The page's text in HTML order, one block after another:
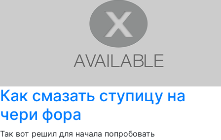
Как смазать ступицу на
чери фора
Так вот решил для начала попробовать